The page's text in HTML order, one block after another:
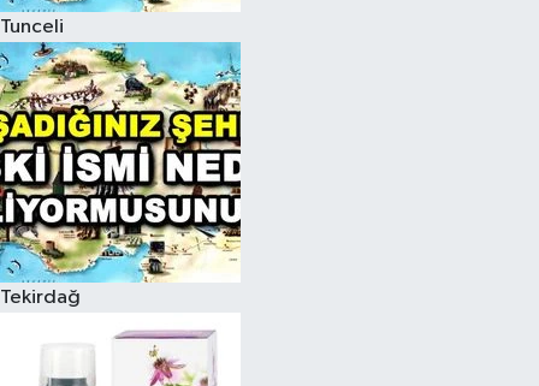
Tunceli
Tekirdağ